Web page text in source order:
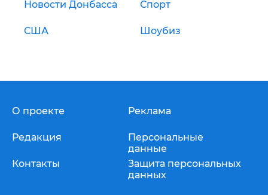
Новости Донбасса Спорт
США Шоубиз
О проекте
Редакция
Контакты
Реклама
Персональные
данные
Защита персональных
данных